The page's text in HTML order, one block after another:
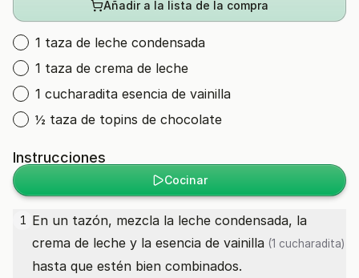
Añadir a la lista de la compra
1 taza de leche condensada
1 taza de crema de leche
1 cucharadita esencia de vainilla
½ taza de topins de chocolate
Instrucciones
Cocinar
1 En un tazón, mezcla la leche condensada, la
crema de leche y la esencia de vainilla (1 cucharadita)
hasta que estén bien combinados.